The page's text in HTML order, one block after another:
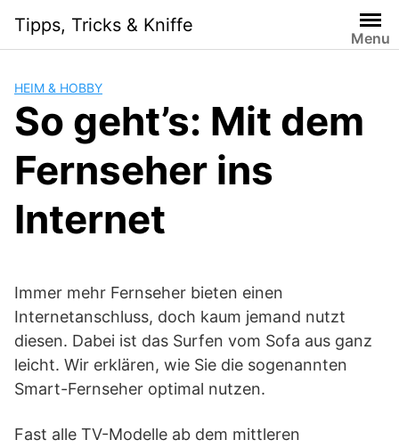
content
Tipps, Tricks & Kniffe
Menu
HEIM & HOBBY
So geht’s: Mit dem
Fernseher ins
Internet
Immer mehr Fernseher bieten einen
Internetanschluss, doch kaum jemand nutzt
diesen. Dabei ist das Surfen vom Sofa aus ganz
leicht. Wir erklären, wie Sie die sogenannten
Smart-Fernseher optimal nutzen.
Fast alle TV-Modelle ab dem mittleren